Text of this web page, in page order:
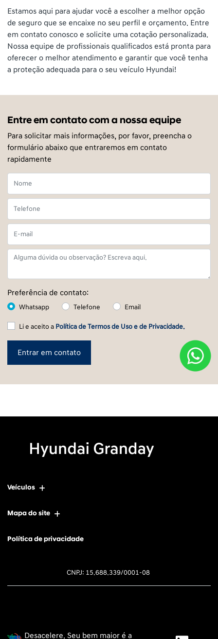
Estamos aqui para ajudar você a escolher a melhor opção
de seguro que se encaixe no seu perfil e orçamento. Entre
em contato conosco e solicite uma cotação personalizada.
Nossa equipe de profissionais qualificados está pronta para
oferecer o melhor atendimento e garantir que você tenha
a proteção adequada para o seu veículo Hyundai!
Entre em contato com a nossa equipe
Para solicitar mais informações, por favor, preencha o
formulário abaixo que entraremos em contato
rapidamente
Preferência de contato:
Whatsapp Telefone Email
Li e aceito a Política de Termos de Uso e de Privacidade.
Entrar em contato
Veículos
Mapa do site
Política de privacidade
CNPJ: 15.688.339/0001-08
Desacelere. Seu bem maior é a